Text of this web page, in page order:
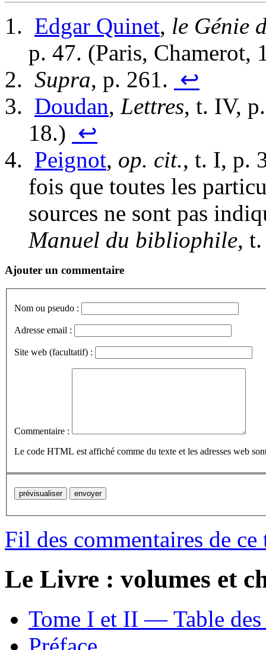
Edgar Quinet, le Génie
p. 47. (Paris, Chamerot,
Supra, p. 261. ↩
Doudan, Lettres, t. IV,
18.) ↩
Peignot, op. cit., t. I, p.
fois que toutes les
sources ne sont pas
Manuel du bibliophile,
Ajouter un commentaire
Nom ou pseudo :
Adresse email :
Site web (facultatif) :
Commentaire :
Le code HTML est affiché comme du texte et les adresses web
Fil des commentaires de ce
Le Livre : volumes et
Tome I et II — Table des